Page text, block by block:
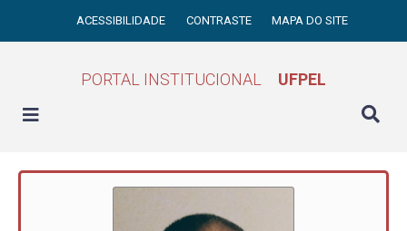
ACESSIBILIDADE CONTRASTE MAPA DO SITE
PORTAL INSTITUCIONAL UFPEL